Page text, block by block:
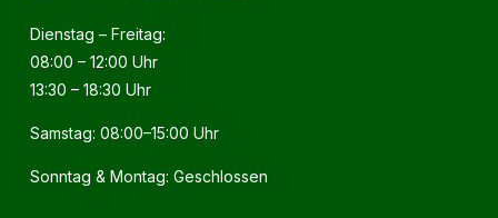
Dienstag – Freitag:
08:00 – 12:00 Uhr
13:30 – 18:30 Uhr
Samstag: 08:00–15:00 Uhr
Sonntag & Montag: Geschlossen